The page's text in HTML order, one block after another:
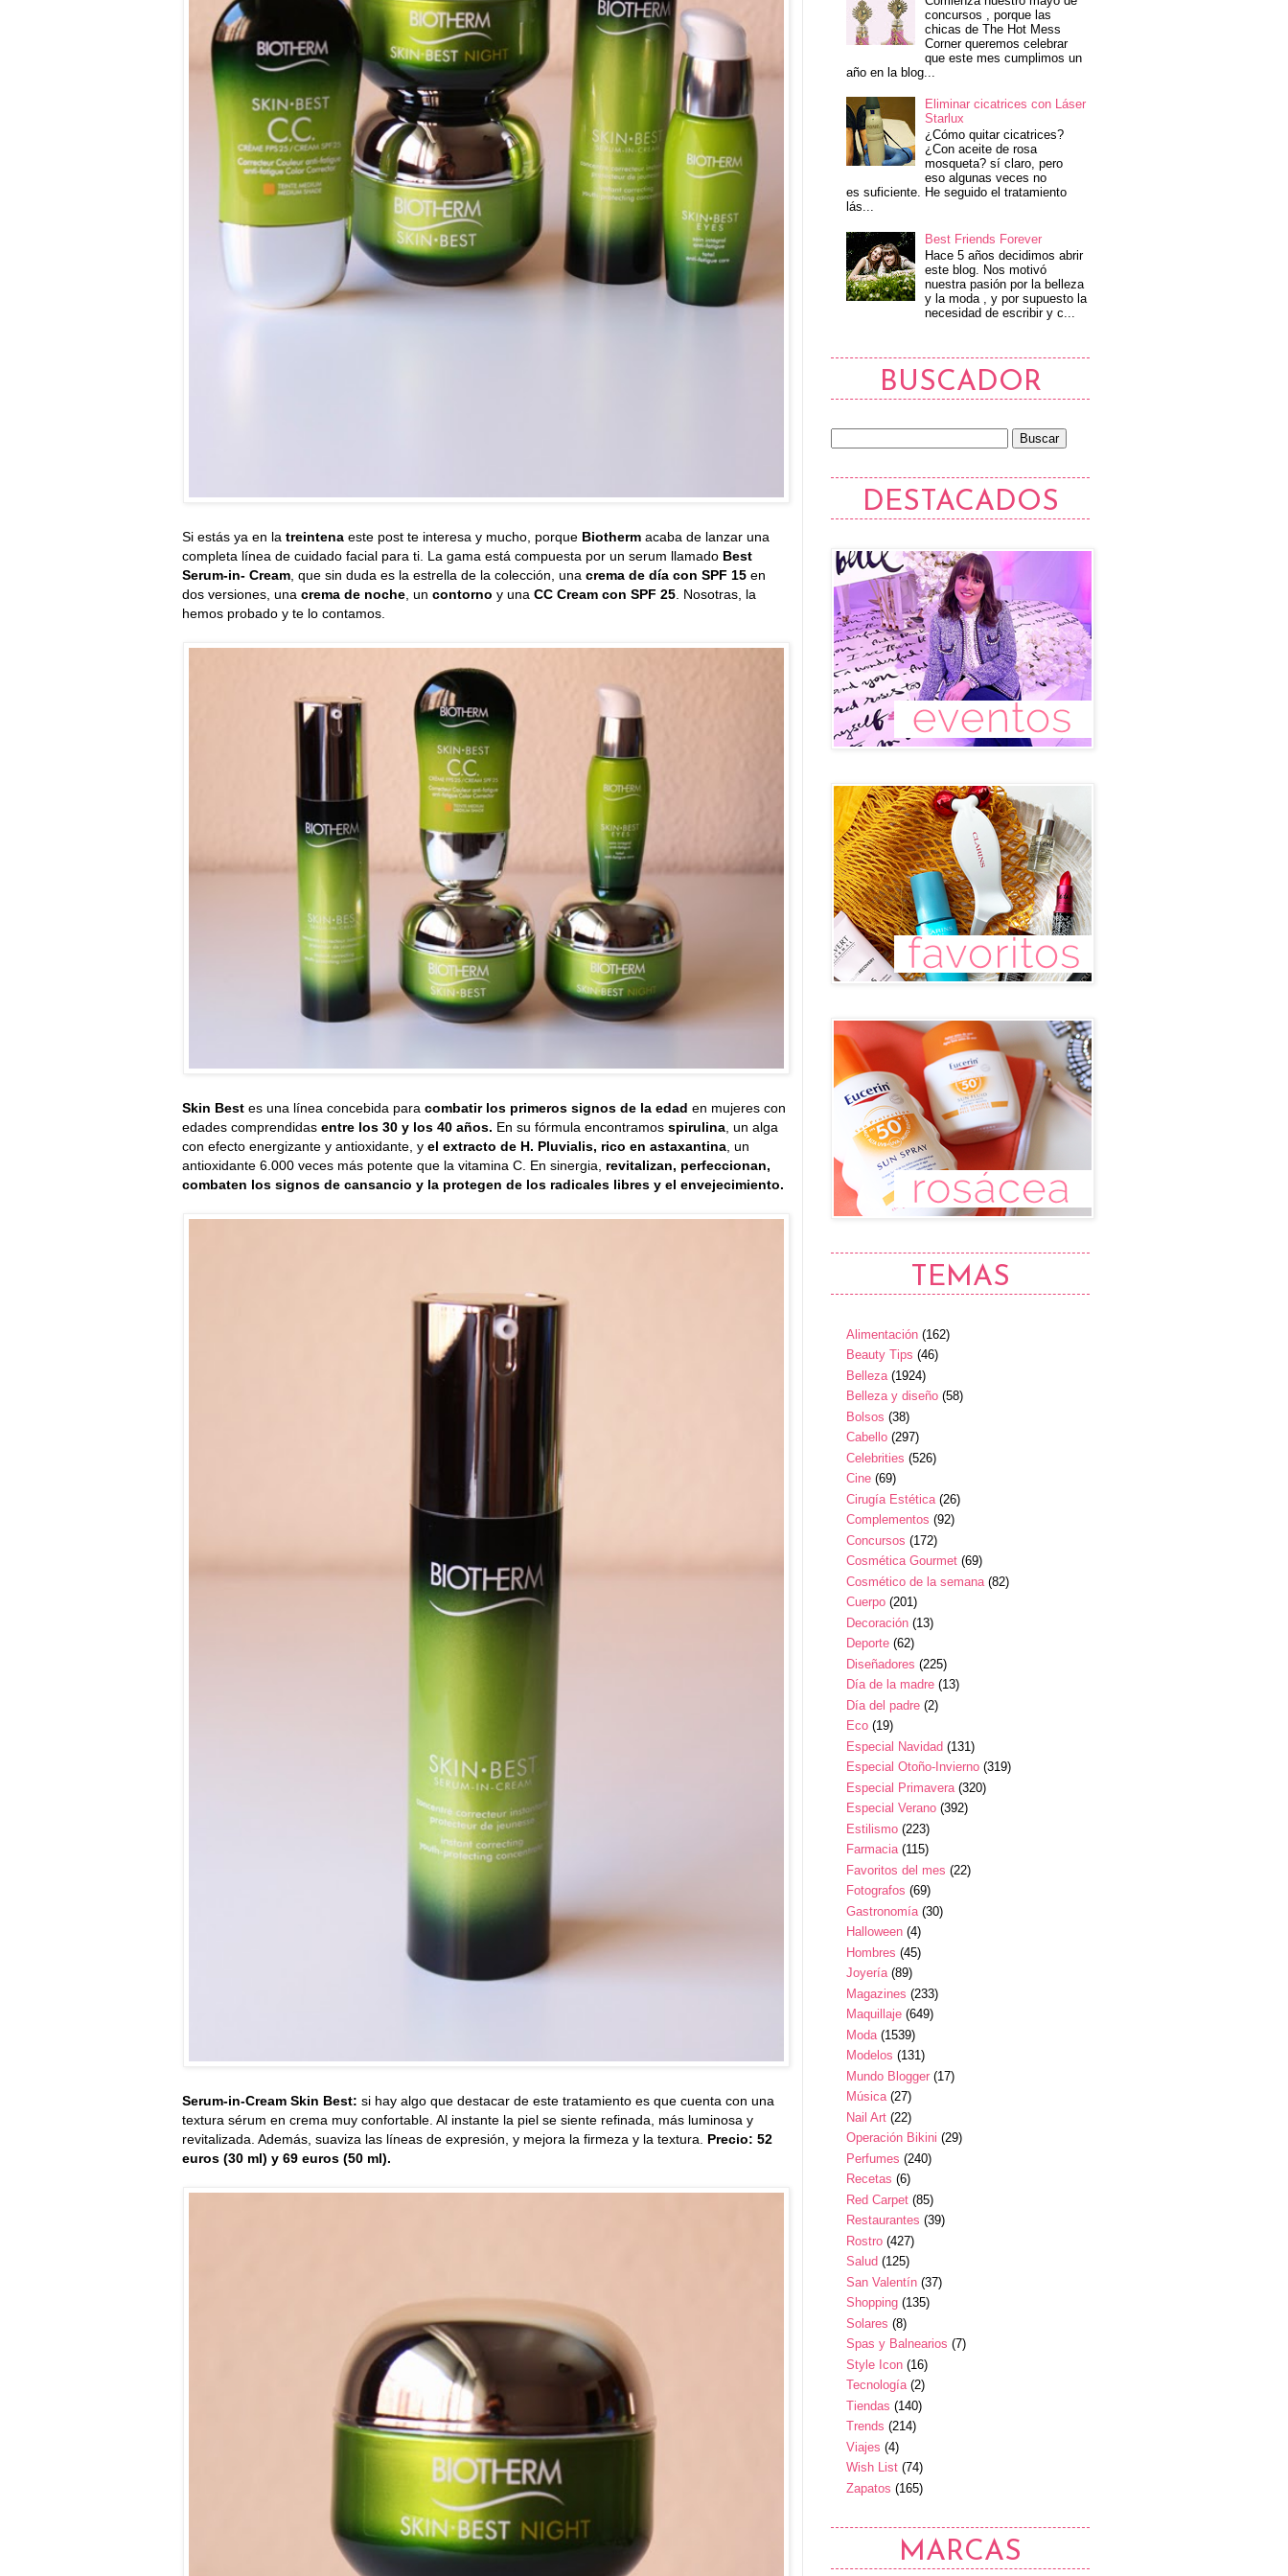
Si estás ya en la treintena este post te interesa y mucho, porque Biotherm acaba de lanzar una
completa línea de cuidado facial para ti. La gama está compuesta por un serum llamado Best
Serum-in- Cream , que sin duda es la estrella de la colección, una crema de día con SPF 15 en
dos versiones, una crema de noche , un contorno y una CC Cream con SPF 25 . Nosotras, la
hemos probado y te lo contamos.
Skin Best es una línea concebida para combatir los primeros signos de la edad en mujeres con
edades comprendidas entre los 30 y los 40 años. En su fórmula encontramos spirulina, un alga
con efecto energizante y antioxidante, y el extracto de H. Pluvialis, rico en astaxantina, un
antioxidante 6.000 veces más potente que la vitamina C. En sinergia, revitalizan, perfeccionan,
combaten los signos de cansancio y la protegen de los radicales libres y el envejecimiento.
Serum-in-Cream Skin Best: si hay algo que destacar de este tratamiento es que cuenta con una
textura sérum en crema muy confortable. Al instante la piel se siente refinada, más luminosa y
revitalizada. Además, suaviza las líneas de expresión, y mejora la firmeza y la textura. Precio: 52
euros (30 ml) y 69 euros (50 ml).
concursos , porque las
chicas de The Hot Mess
Corner queremos celebrar
que este mes cumplimos un
año en la blog...
Eliminar cicatrices con Láser
Starlux
¿Cómo quitar cicatrices?
¿Con aceite de rosa
mosqueta? sí claro, pero
eso algunas veces no
es suficiente. He seguido el tratamiento
lás...
Best Friends Forever
Hace 5 años decidimos abrir
este blog. Nos motivó
nuestra pasión por la belleza
y la moda , y por supuesto la
necesidad de escribir y c...
BUSCADOR
DESTACADOS
TEMAS
Alimentación (162)
Beauty Tips (46)
Belleza (1924)
Belleza y diseño (58)
Bolsos (38)
Cabello (297)
Celebrities (526)
Cine (69)
Cirugía Estética (26)
Complementos (92)
Concursos (172)
Cosmética Gourmet (69)
Cosmético de la semana (82)
Cuerpo (201)
Decoración (13)
Deporte (62)
Diseñadores (225)
Día de la madre (13)
Día del padre (2)
Eco (19)
Especial Navidad (131)
Especial Otoño-Invierno (319)
Especial Primavera (320)
Especial Verano (392)
Estilismo (223)
Farmacia (115)
Favoritos del mes (22)
Fotografos (69)
Gastronomía (30)
Halloween (4)
Hombres (45)
Joyería (89)
Magazines (233)
Maquillaje (649)
Moda (1539)
Modelos (131)
Mundo Blogger (17)
Música (27)
Nail Art (22)
Operación Bikini (29)
Perfumes (240)
Recetas (6)
Red Carpet (85)
Restaurantes (39)
Rostro (427)
Salud (125)
San Valentín (37)
Shopping (135)
Solares (8)
Spas y Balnearios (7)
Style Icon (16)
Tecnología (2)
Tiendas (140)
Trends (214)
Viajes (4)
Wish List (74)
Zapatos (165)
MARCAS